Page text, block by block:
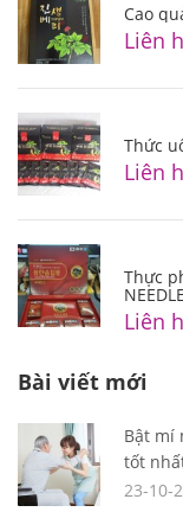
Cao
Liên
Thức
Liên
Thực
Liên
Bài viết mới
Bật mí
tốt
23-10-